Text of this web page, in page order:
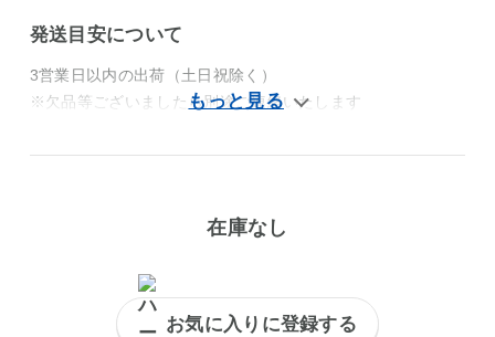
発送目安について
3営業日以内の出荷（土日祝除く）
※欠品等ございましたら別途ご連絡いたします
在庫なし
お気に入りに登録する